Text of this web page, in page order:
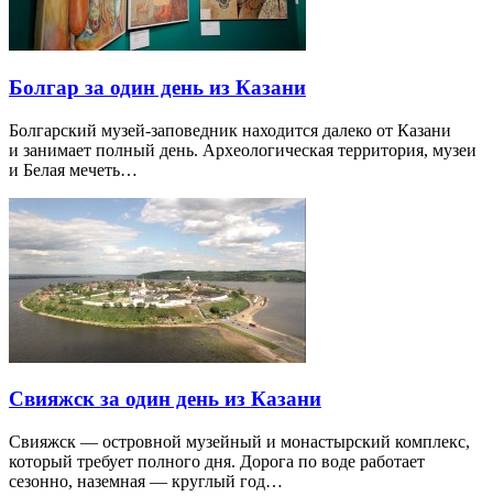
Болгар за один день из Казани
Болгарский музей-заповедник находится далеко от Казани
и занимает полный день. Археологическая территория, музеи
и Белая мечеть…
Свияжск за один день из Казани
Свияжск — островной музейный и монастырский комплекс,
который требует полного дня. Дорога по воде работает
сезонно, наземная — круглый год…